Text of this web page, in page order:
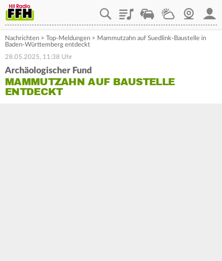
PlaylistStaupilotWetterWebcam
Nachrichten > Top-Meldungen > Mammutzahn auf Suedlink-Baustelle in
Baden-Württemberg entdeckt
28.05.2025, 11:38 Uhr
Archäologischer Fund
MAMMUTZAHN AUF BAUSTELLE
ENTDECKT